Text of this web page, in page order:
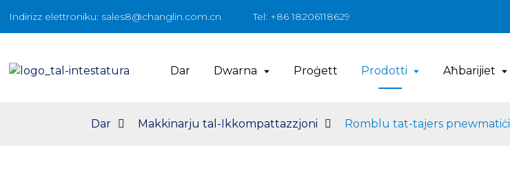
Indirizz elettroniku: sales8@changlin.com.cn Tel: +86 18206118629
Dar Dwarna Proġett Prodotti Aħbarijiet
Dar Makkinarju tal-Ikkompattazzjoni Romblu tat-tajers pnewmatiċi